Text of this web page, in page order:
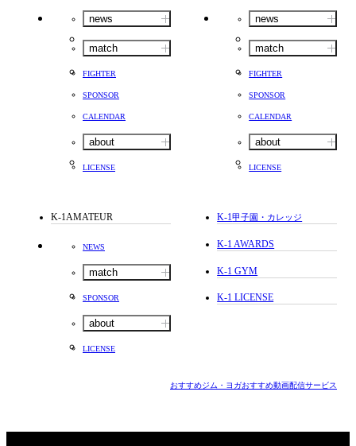
news
match
FIGHTER
SPONSOR
CALENDAR
about
LICENSE
news
match
FIGHTER
SPONSOR
CALENDAR
about
LICENSE
K-1AMATEUR
NEWS
match
SPONSOR
about
LICENSE
K-1甲子園・カレッジ
K-1 AWARDS
K-1 GYM
K-1 LICENSE
おすすめジム・ヨガおすすめ動画配信サービス